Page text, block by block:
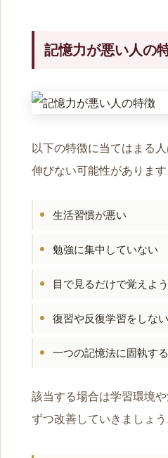
記憶力が悪い人の
以下の特徴に当てはまる
伸びない可能性があります
生活習慣が悪い
勉強に集中していない
目で見るだけで覚えよ
復習や反復学習をしない
一つの記憶法に固執する
該当する場合は学習環境
ずつ改善していきましょう